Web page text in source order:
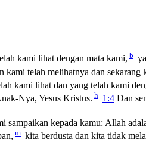
kami lihat dengan mata kami, b
kami telah melihatnya dan sekarang
kami lihat dan yang telah kami
Nya, Yesus Kristus. h 1:4 Dan
sampaikan kepada kamu: Allah
m kita berdusta dan kita tidak